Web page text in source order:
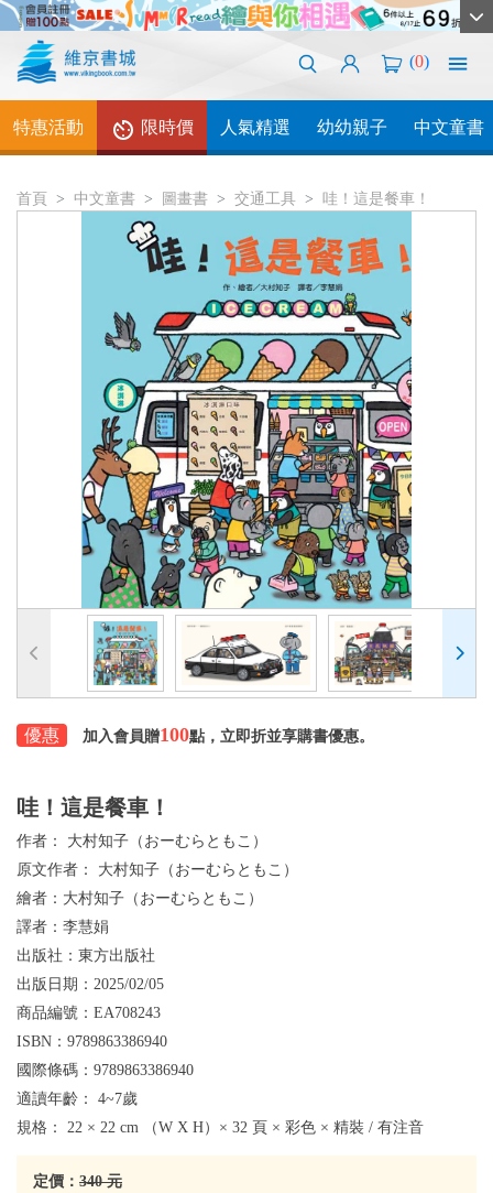
(0)
特惠活動 限時價 人氣精選 幼幼親子 中文童書
首頁 中文童書 圖畫書 交通工具 哇！這是餐車！
優惠 加入會員贈100點，立即折並享購書優惠。
哇！這是餐車！
作者： 大村知子（おーむらともこ）
原文作者： 大村知子（おーむらともこ）
繪者： 大村知子（おーむらともこ）
譯者： 李慧娟
出版社： 東方出版社
出版日期： 2025/02/05
商品編號： EA708243
ISBN： 9789863386940
國際條碼： 9789863386940
適讀年齡： 4~7歲
規格： 22 × 22 cm （W X H）× 32 頁 × 彩色 × 精裝 / 有注音
定價： 340 元